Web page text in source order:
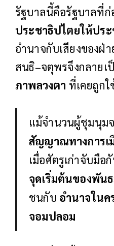
รัฐบาลนี้คือรัฐบาลที่
ประชาธิปไตยให้ปร
อำนาจกับเสียงของฝ่
สนธิ–จตุพรจึงกลายเ
ภาพลวงตา ที่เคยถูก
แม้จำนวนผู้ชุมนุม
สัญญาณทางการเ
เมื่อศัตรูเก่าจับมือ
จุดเริ่มต้นของพัน
ชนกับ อำนาจใน
จอมปลอม